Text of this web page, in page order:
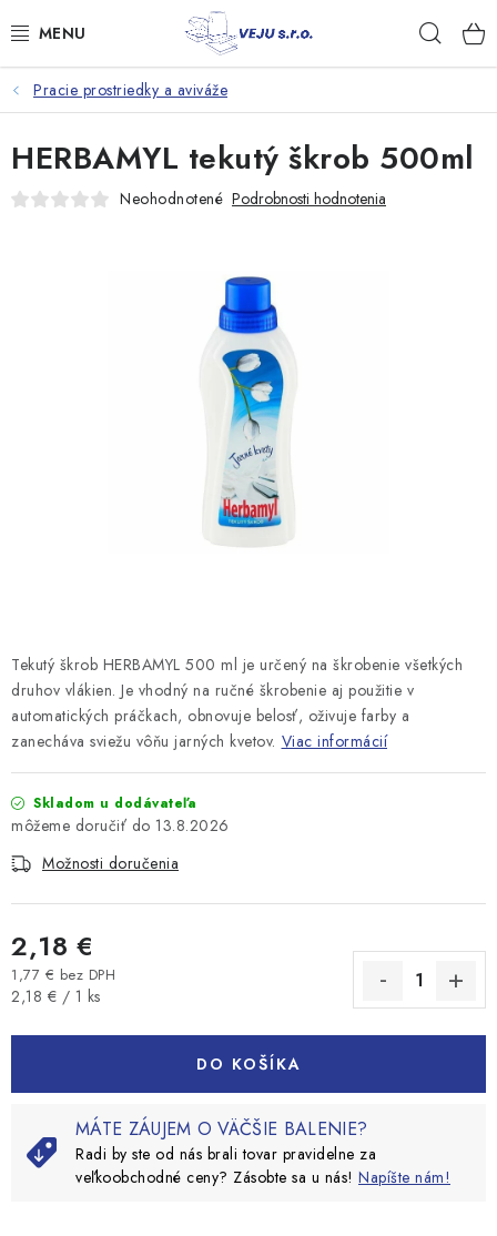
na
TAŠKY A VRECKÁ
FÓLIE, PAPIER, RUKAVICE
JEDNORÁZOVÝ RIAD
VRECIA NA ODPAD, HYGIENA
Pracie prostriedky a aviváže
Tekutý škrob HERBAMYL 500 ml je určený na škrobenie všetkých
druhov vlákien. Je vhodný na ručné škrobenie aj použitie v
automatických práčkach, obnovuje belosť, oživuje farby a
zanecháva sviežu vôňu jarných kvetov. Viac informácií
Skladom u dodávateľa
13.8.2026
Možnosti doručenia
2,18 €
1,77 € bez DPH
Jednotková cena:
2,18 € / 1 ks
DO KOŠÍKA
MÁTE ZÁUJEM O VÄČŠIE BALENIE?
Radi by ste od nás brali tovar pravidelne za
veľkoobchodné ceny? Zásobte sa u nás! Napíšte nám!
HERBAMYL tekutý škrob 500ml
Neohodnotené Podrobnosti hodnotenia